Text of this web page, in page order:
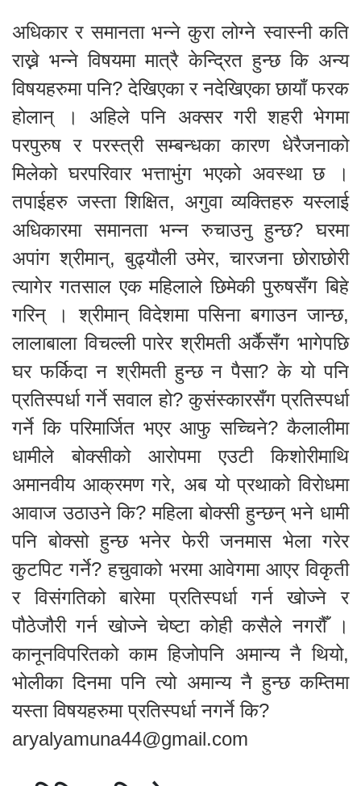
अधिकार र समानता भन्ने कुरा लोग्ने स्वास्नी कति
राख्ने भन्ने विषयमा मात्रै केन्द्रित हुन्छ कि अन्य
विषयहरुमा पनि? देखिएका र नदेखिएका छायाँ फरक
होलान् । अहिले पनि अक्सर गरी शहरी भेगमा
परपुरुष र परस्त्री सम्बन्धका कारण धेरैजनाको
मिलेको घरपरिवार भत्ताभुंग भएको अवस्था छ ।
तपाईहरु जस्ता शिक्षित, अगुवा व्यक्तिहरु यस्लाई
अधिकारमा समानता भन्न रुचाउनु हुन्छ? घरमा
अपांग श्रीमान्, बुढ्यौली उमेर, चारजना छोराछोरी
त्यागेर गतसाल एक महिलाले छिमेकी पुरुषसँग बिहे
गरिन् । श्रीमान् विदेशमा पसिना बगाउन जान्छ,
लालाबाला विचल्ली पारेर श्रीमती अर्कैसँग भागेपछि
घर फर्किदा न श्रीमती हुन्छ न पैसा? के यो पनि
प्रतिस्पर्धा गर्ने सवाल हो? कुसंस्कारसँग प्रतिस्पर्धा
गर्ने कि परिमार्जित भएर आफु सच्चिने? कैलालीमा
धामीले बोक्सीको आरोपमा एउटी किशोरीमाथि
अमानवीय आक्रमण गरे, अब यो प्रथाको विरोधमा
आवाज उठाउने कि? महिला बोक्सी हुन्छन् भने धामी
पनि बोक्सो हुन्छ भनेर फेरी जनमास भेला गरेर
कुटपिट गर्ने? हचुवाको भरमा आवेगमा आएर विकृती
र विसंगतिको बारेमा प्रतिस्पर्धा गर्न खोज्ने र
पौठेजौरी गर्न खोज्ने चेष्टा कोही कसैले नगरौँ ।
कानूनविपरितको काम हिजोपनि अमान्य नै थियो,
भोलीका दिनमा पनि त्यो अमान्य नै हुन्छ कम्तिमा
यस्ता विषयहरुमा प्रतिस्पर्धा नगर्ने कि?
aryalyamuna44@gmail.com